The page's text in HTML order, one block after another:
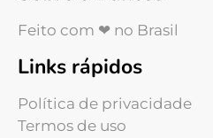
Feito com ❤ no Brasil
Links rápidos
Política de privacidade
Termos de uso